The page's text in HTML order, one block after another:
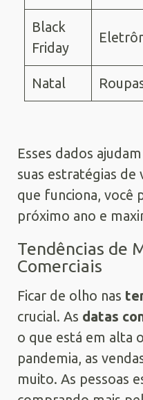
Black
Friday
Natal
Esses dados
suas estratégias de
que funciona, você
próximo ano e
Tendências de
Comerciais
Ficar de olho nas
crucial. As datas
o que está em alta
pandemia, as
muito. As pessoas